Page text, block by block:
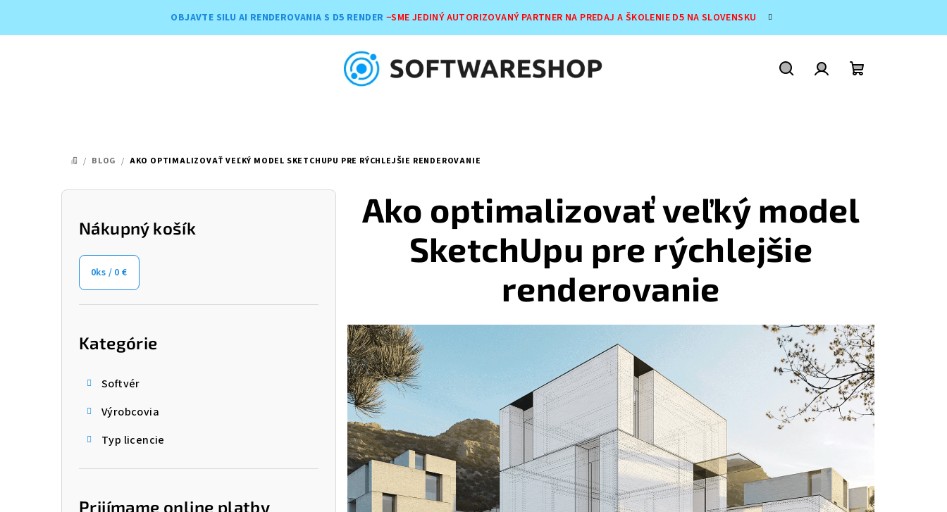
OBJAVTE SILU AI RENDEROVANIA S D5 RENDER −SME JEDINÝ AUTORIZOVANÝ PARTNER NA PREDAJ A ŠKOLENIE D5 NA SLOVENSKU
DOMOV
/ BLOG / AKO OPTIMALIZOVAŤ VEĽKÝ MODEL SKETCHUPU PRE RÝCHLEJŠIE RENDEROVANIE
Nákupný košík
0ks / 0 €
Kategórie
Softvér
Výrobcovia
Typ licencie
Prijímame online platby
Ako optimalizovať veľký model
SketchUpu pre rýchlejšie
renderovanie